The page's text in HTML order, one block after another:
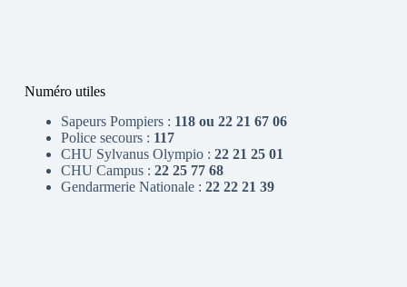
Numéro utiles
Sapeurs Pompiers : 118 ou 22 21 67 06
Police secours : 117
CHU Sylvanus Olympio : 22 21 25 01
CHU Campus : 22 25 77 68
Gendarmerie Nationale : 22 22 21 39